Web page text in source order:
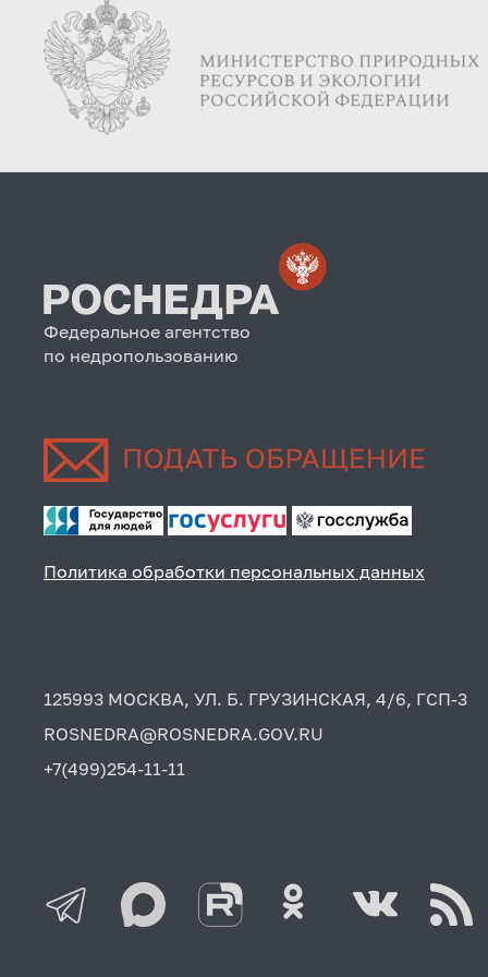
Федеральное агентство
по недропользованию
Политика обработки персональных данных
125993 МОСКВА, УЛ. Б. ГРУЗИНСКАЯ, 4/6, ГСП-3
ROSNEDRA@ROSNEDRA.GOV.RU
+7(499)254-11-11